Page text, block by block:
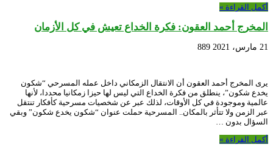
أكمل القراءة »
المخرج أحمد العقون: فكرة الخداع تعيش في كل الأزمان
21 مارس، 2021 889
يرى المخرج أحمد العقون أن الانتقال الزمكاني داخل عمله المسرحي “شكون
يخدع شكون”، ينطلق من فكرة الخداع التي ليس لها حيزا زمكانيا محددا، لأنها
عالمية وموجودة في كل الأوقات، لذلك عبر عن شخصيات مسرحية كأفكار تنتقل
عبر الزمن ولا تتأثر بالمكان.. المسرحية حملت عنوان “شكون يخدع شكون” وبقي
السؤال بدون …
أكمل القراءة »